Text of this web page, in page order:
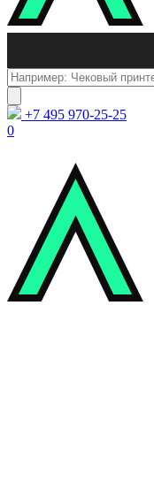
Поиск
товаров
+7 495 970-25-25
0